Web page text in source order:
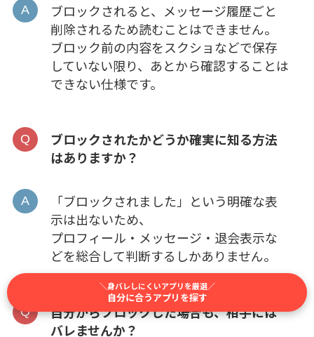
＼身バレしにくいアプリを厳選／
自分に合うアプリを探す
ブロックされると、メッセージ履歴ごと
削除されるため読むことはできません。
ブロック前の内容をスクショなどで保存
していない限り、あとから確認することは
できない仕様です。
ブロックされたかどうか確実に知る方法
はありますか？
「ブロックされました」という明確な表
示は出ないため、
プロフィール・メッセージ・退会表示な
どを総合して判断するしかありません。
自分からブロックした場合も、相手には
バレませんか？